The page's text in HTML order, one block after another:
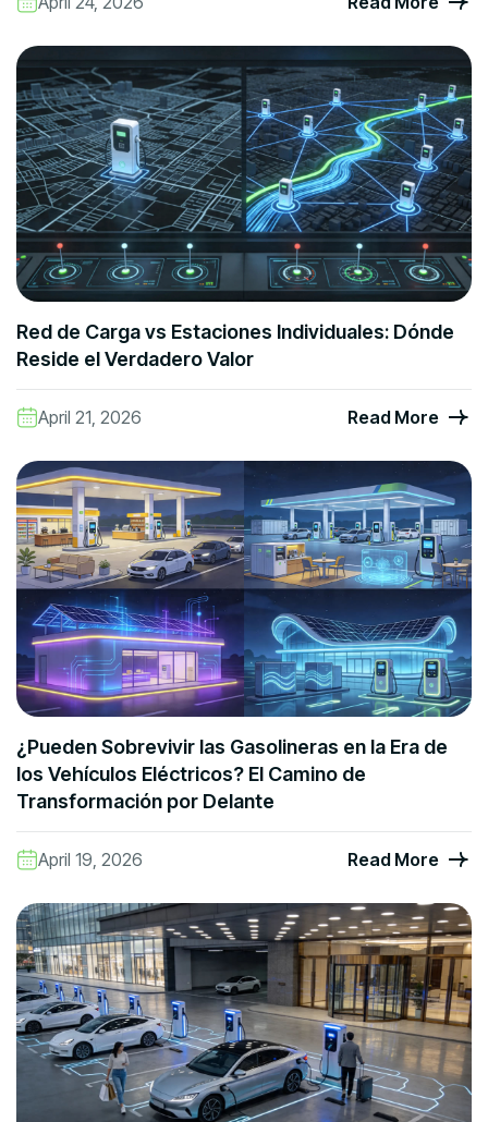
Red de Carga vs Estaciones Individuales: Dónde
Reside el Verdadero Valor
April 21, 2026 Read More
¿Pueden Sobrevivir las Gasolineras en la Era de
los Vehículos Eléctricos? El Camino de
Transformación por Delante
April 19, 2026 Read More